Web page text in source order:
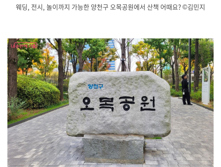
웨딩, 전시, 놀이까지 가능한 양천구 오목공원에서 산책 어때요? ©김민지